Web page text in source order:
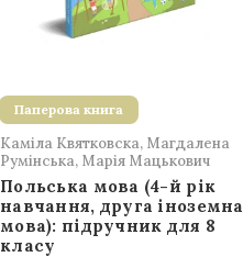
Паперова книга
Каміла Квятковска, Магдалена
Румінська, Марія Мацькович
Польська мова (4-й рік
навчання, друга іноземна
мова): підручник для 8
класу